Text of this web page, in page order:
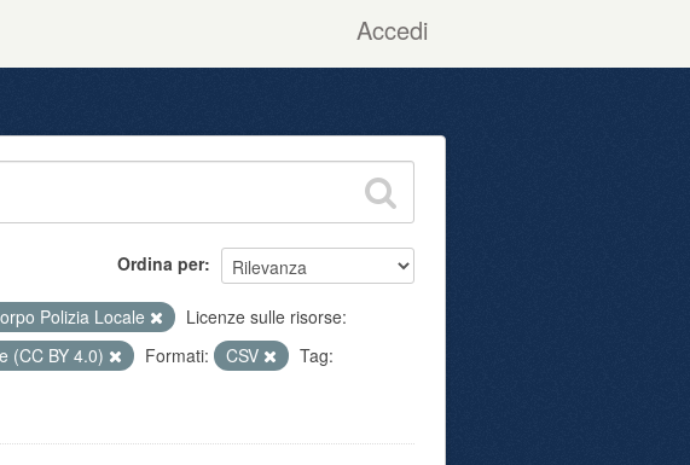
Accedi
Ordina per
Polizia Locale
Licenze sulle risorse:
(CC BY 4.0)
Formati: CSV
Tag: